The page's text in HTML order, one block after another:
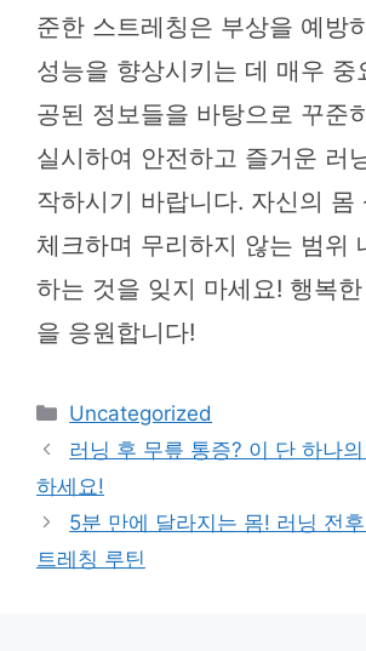
준한 스트레칭은 부상을 예방
성능을 향상시키는 데 매우 중
공된 정보들을 바탕으로 꾸준
실시하여 안전하고 즐거운 러
작하시기 바랍니다. 자신의 몸
체크하며 무리하지 않는 범위
하는 것을 잊지 마세요! 행복
을 응원합니다!
카
테
리
Uncategorized
러닝 후 무릎 통증? 이 단 하나
하세요!
5분 만에 달라지는 몸! 러닝 전
트레칭 루틴